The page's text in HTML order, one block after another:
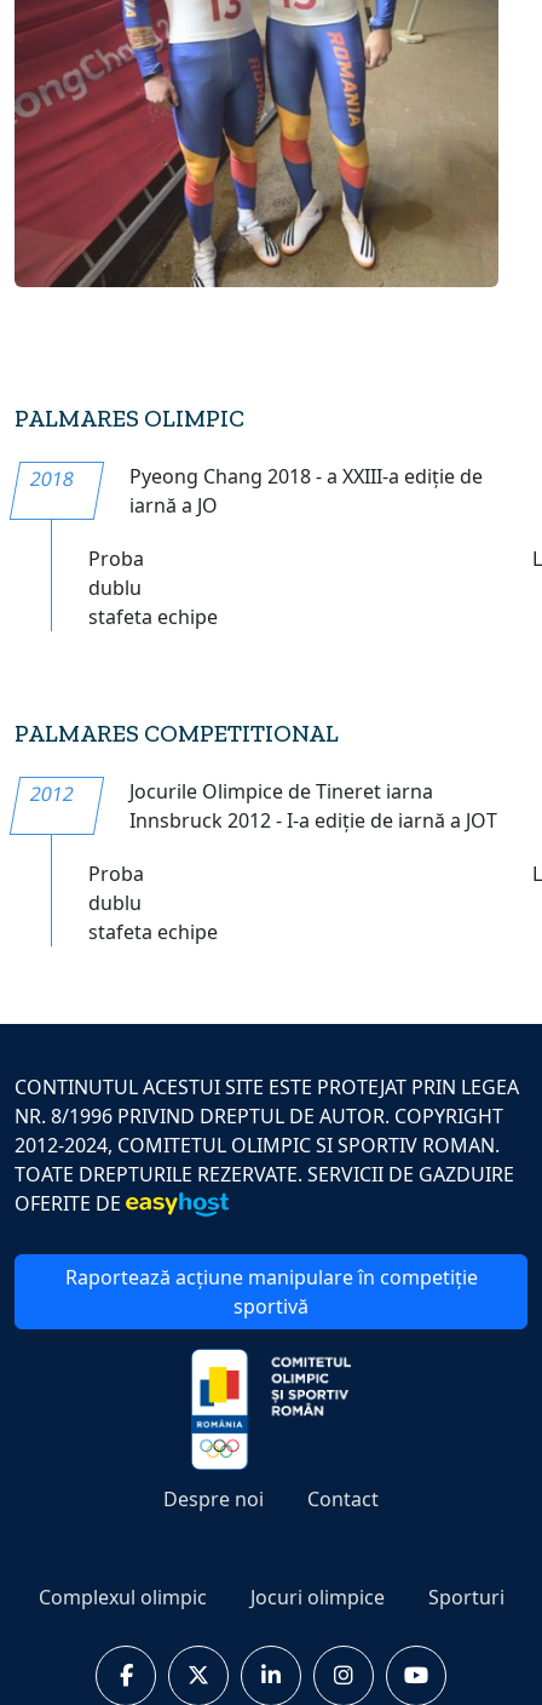
PALMARES OLIMPIC
2018
Pyeong Chang 2018 - a XXIII-a ediție de
iarnă a JO
Proba
dublu
stafeta echipe
PALMARES COMPETITIONAL
2012
Jocurile Olimpice de Tineret iarna
Innsbruck 2012 - I-a ediție de iarnă a JOT
Proba
dublu
stafeta echipe
CONTINUTUL ACESTUI SITE ESTE PROTEJAT PRIN LEGEA
NR. 8/1996 PRIVIND DREPTUL DE AUTOR. COPYRIGHT
2012-2024, COMITETUL OLIMPIC SI SPORTIV ROMAN.
TOATE DREPTURILE REZERVATE. SERVICII DE GAZDUIRE
OFERITE DE
Raportează acțiune manipulare în competiție
sportivă
Despre noi Contact
Complexul olimpic Jocuri olimpice Sporturi